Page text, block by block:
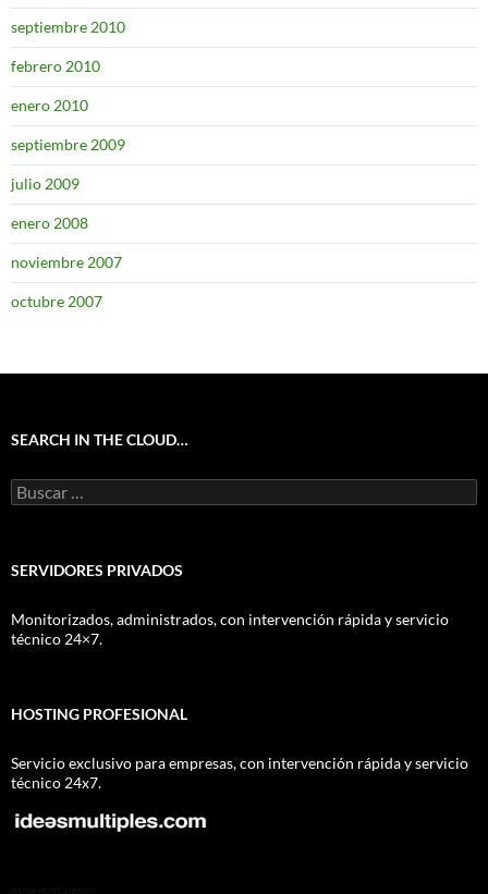
septiembre 2010
febrero 2010
enero 2010
septiembre 2009
julio 2009
enero 2008
noviembre 2007
octubre 2007
SEARCH IN THE CLOUD…
Buscar:
SERVIDORES PRIVADOS
Monitorizados, administrados, con intervención rápida y servicio
técnico 24×7.
HOSTING PROFESIONAL
Servicio exclusivo para empresas, con intervención rápida y servicio
técnico 24x7.